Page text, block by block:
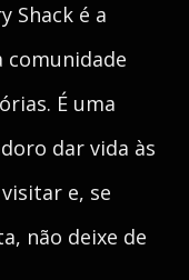
Shack é a
É uma
dar vida às
e, se
não deixe de